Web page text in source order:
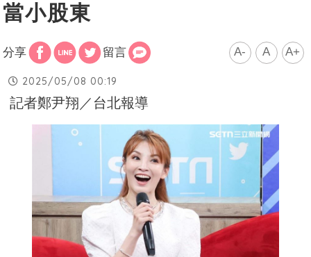
當小股東
分享 留言 A- A A+
2025/05/08 00:19
記者鄭尹翔／台北報導